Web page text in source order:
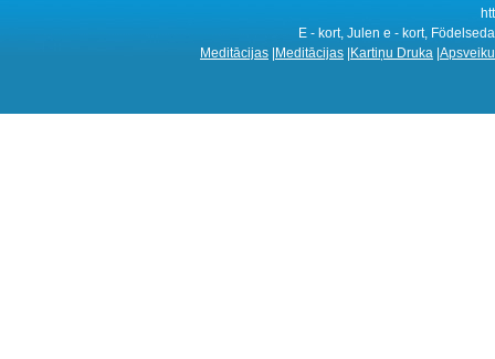
E - kort, Julen e - kort,
Meditācijas Meditācijas Kartiņu Druka